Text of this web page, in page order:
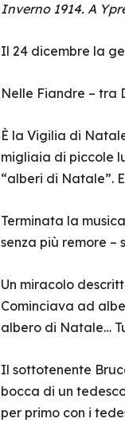
Inverno 1914. A
Il 24 dicembre la
Nelle Fiandre – tra
È la Vigilia di
migliaia di piccole
“alberi di Natale”.
Terminata la
senza più remore –
Un miracolo
Cominciava ad
albero di Natale…
Il sottotenente
bocca di un
per primo con i